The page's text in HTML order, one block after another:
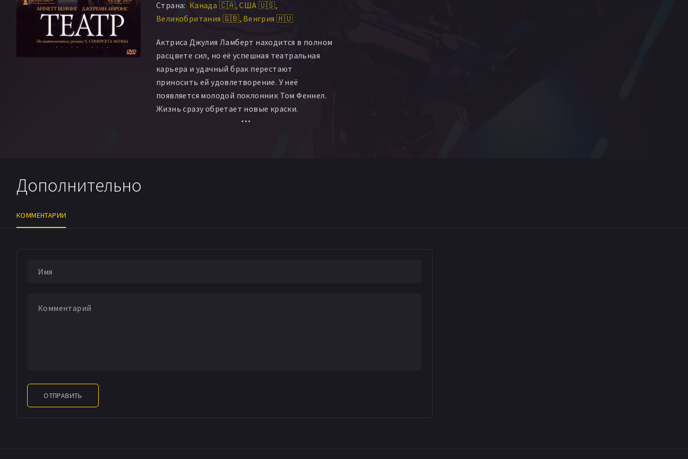
Рональд Маркам Барнабаш Рети
Катрин Чарлтон
Дензель Синклейр Иштван Комлош
Брюс Андерсон Брайан Бёрдон Элисон Джиер
Страна: Канада 🇨🇦 США 🇺🇸
Великобритания 🇬🇧 Венгрия 🇭🇺
Актриса Джулия Ламберт находится в полном
расцвете сил, но её успешная театральная
карьера и удачный брак перестают
приносить ей удовлетворение. У неё
появляется молодой поклонник Том Феннел.
Жизнь сразу обретает новые краски.
Но вскоре любовник предпринимает попытку
Дополнительно
КОММЕНТАРИИ
ОТПРАВИТЬ